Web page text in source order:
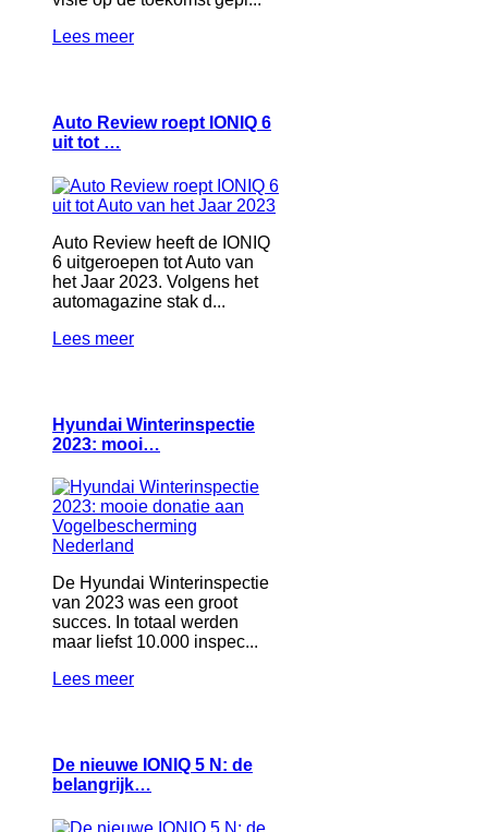
Lees meer
Auto Review roept IONIQ 6
uit tot …
Auto Review heeft de IONIQ
6 uitgeroepen tot Auto van
het Jaar 2023. Volgens het
automagazine stak d...
Lees meer
Hyundai Winterinspectie
2023: mooi…
De Hyundai Winterinspectie
van 2023 was een groot
succes. In totaal werden
maar liefst 10.000 inspec...
Lees meer
De nieuwe IONIQ 5 N: de
belangrijk…